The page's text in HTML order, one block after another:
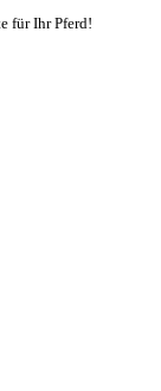
für Ihr Pferd!